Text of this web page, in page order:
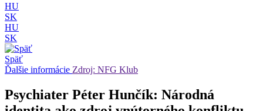
HU
SK
HU
SK
Späť
Ďalšie informácie Zdroj: NFG Klub
Psychiater Péter Hunčík: Národná